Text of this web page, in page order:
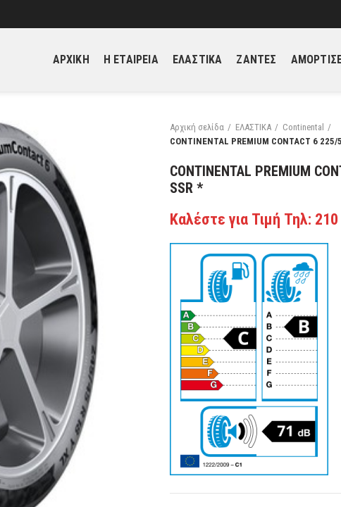
ΑΡΧΙΚΗ H ΕΤΑΙΡΕΙΑ ΕΛΑΣΤΙΚΑ ΖΑΝΤΕΣ
Αρχική σελίδα ΕΛΑΣΤΙΚΑ
Continental
CONTINENTAL PREMIUM CONTACT 6 225/
CONTINENTAL PREMIUM
SSR *
Καλέστε για Τιμή Τηλ: